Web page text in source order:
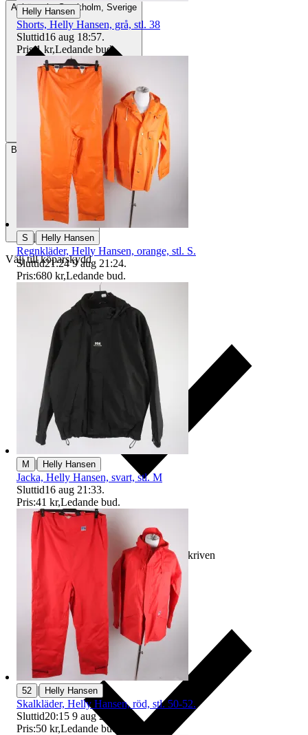
AvhämtningStockholm, Sverige
Betalning Via Tradera
Välj till köparskydd
Ersättning om varan inte är som beskriven
Helly Hansen
Shorts, Helly Hansen, grå, stl. 38
Sluttid16 aug 18:57.
Pris:1 kr,Ledande bud.
S | Helly Hansen
Regnkläder, Helly Hansen, orange, stl. S.
Sluttid21:24 9 aug 21:24.
Pris:680 kr,Ledande bud.
M | Helly Hansen
Jacka, Helly Hansen, svart, stl. M
Sluttid16 aug 21:33.
Pris:41 kr,Ledande bud.
52 | Helly Hansen
Skalkläder, Helly Hansen, röd, stl. 50-52.
Sluttid20:15 9 aug 20:15
Pris:50 kr,Ledande bud